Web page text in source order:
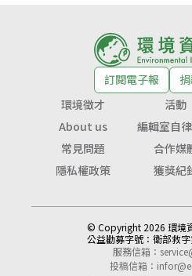
訂閱電子報
環境徵才
活動
About us
編輯室自
常見問題
合作媒
隱私權政策
獲獎紀
© Copyright 2026 環境
公益勸募字號： 衛部救
服務信箱：
投稿信箱：